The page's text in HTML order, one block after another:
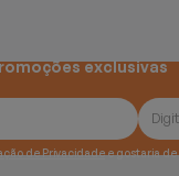
exclusivas
Declaração de Privacidade